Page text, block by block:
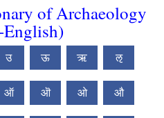
of Archaeology
उ ऊ ऋ ऌ
ऑ ऒ ओ औ